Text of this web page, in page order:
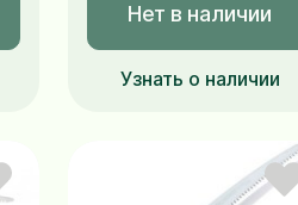
Нет в наличии
Узнать о наличии